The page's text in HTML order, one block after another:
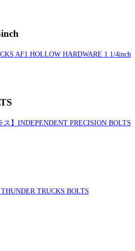
AF1 HOLLOW HARDWARE 1 1/4inch
】INDEPENDENT PRECISION BOLTS
THUNDER TRUCKS BOLTS